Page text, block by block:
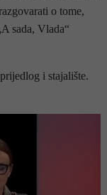
o tome,
sada, Vlada“
i stajalište.